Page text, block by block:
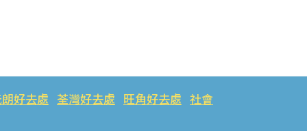
好去處 荃灣好去處 旺角好去處 社會